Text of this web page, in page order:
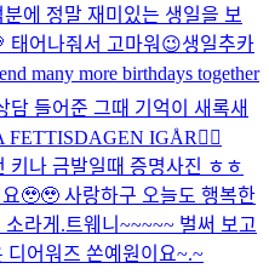
에 정말 재미있는 생일을 보
태어나줘서 고마워😉생일추카
many more birthdays together
들어준 그때 기억이 새록새
IGÅR🧍‍♀️
키나 금발일때 증명사진 ㅎㅎ
🥹🥹 사랑하구 오늘도 행복한
소라게.트웨니~~~~~ 벌써 보고
디어워즈 쏜예원이요~.~